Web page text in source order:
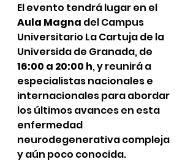
El evento tendrá lugar en el
Aula Magna del Campus
Universitario La Cartuja de la
Universida de Granada, de
16:00 a 20:00 h, y reunirá a
especialistas nacionales e
internacionales para abordar
los últimos avances en esta
enfermedad
neurodegenerativa compleja
y aún poco conocida.